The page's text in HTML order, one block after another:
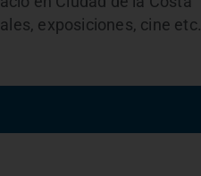
exposiciones, cine etc.